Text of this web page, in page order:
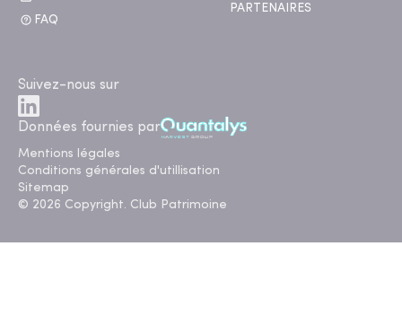
FAQ
PARTENAIRES
Suivez-nous sur
Données fournies par
Mentions légales
Conditions générales d'utillisation
Sitemap
© 2026 Copyright. Club Patrimoine